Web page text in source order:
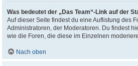
Was bedeutet der „Das Team“-Link auf der
Auf dieser Seite findest du eine Auflistung des
Administratoren, der Moderatoren. Du findest
wie die Foren, die diese im Einzelnen
Nach oben